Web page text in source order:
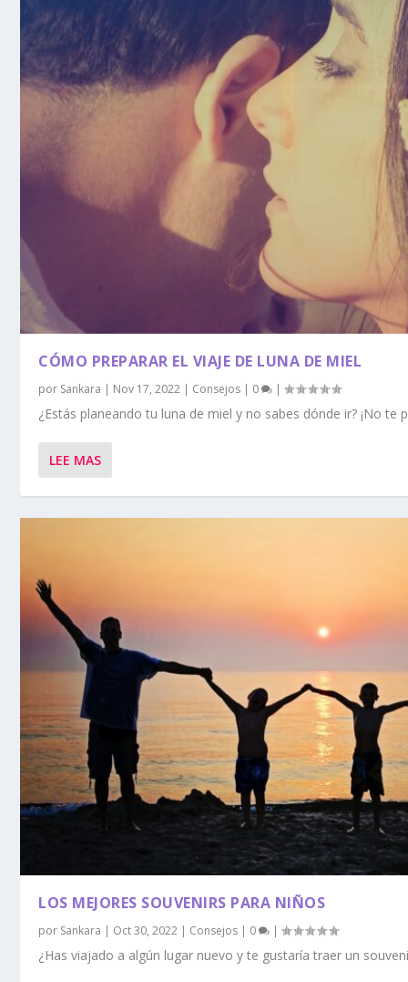
CÓMO PREPARAR EL VIAJE DE LUNA DE MIEL
por Sankara | Nov 17, 2022 | Consejos | 0 |
¿Estás planeando tu luna de miel y no sabes dónde ir? ¡No te
LEE MAS
LOS MEJORES SOUVENIRS PARA NIÑOS
por Sankara | Oct 30, 2022 | Consejos | 0 |
¿Has viajado a algún lugar nuevo y te gustaría traer un